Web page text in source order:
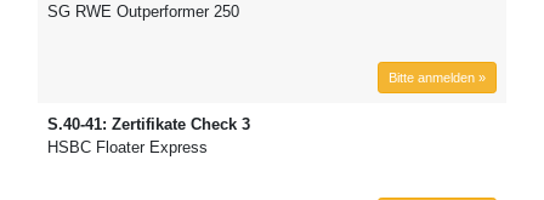
SG RWE Outperformer 250
Bitte anmelden »
S.40-41: Zertifikate Check 3
HSBC Floater Express